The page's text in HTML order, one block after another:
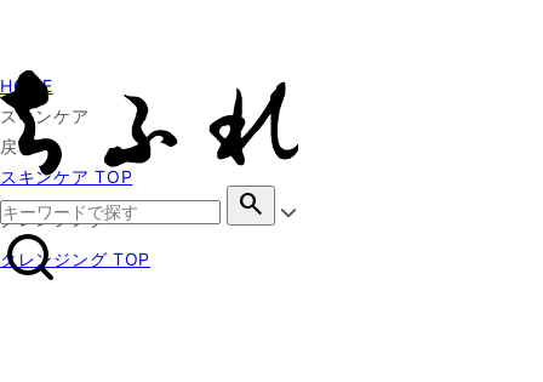
search
HOME
スキンケア
戻る
スキンケア TOP
クレンジング
クレンジング TOP